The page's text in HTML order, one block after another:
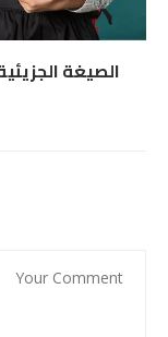
الصيغة